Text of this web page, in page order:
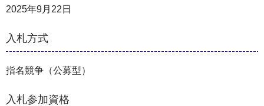
2025年9月22日
入札方式
指名競争（公募型）
入札参加資格